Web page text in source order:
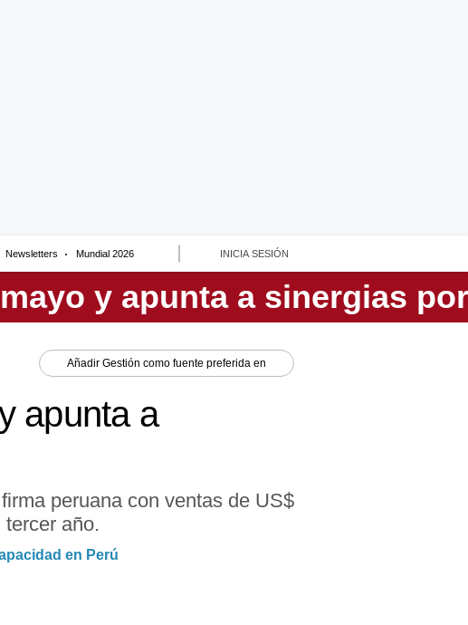
Newsletters Mundial 2026 INICIA SESIÓN
Añadir Gestión como fuente preferida en
apunta a
peruana con ventas de US$
año.
en Perú